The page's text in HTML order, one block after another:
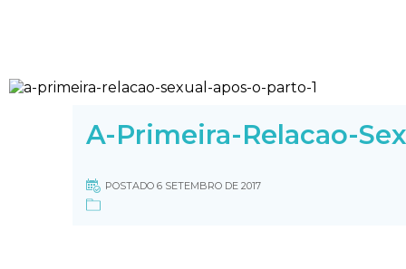
A-Primeira-Relacao-
POSTADO 6 SETEMBRO DE 2017